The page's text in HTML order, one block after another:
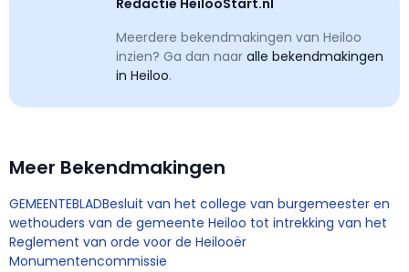
Meerdere bekendmakingen van Heiloo
inzien? Ga dan naar alle bekendmakingen
in Heiloo.
Meer Bekendmakingen
GEMEENTEBLADBesluit van het college van burgemeester en
wethouders van de gemeente Heiloo tot intrekking van het
Reglement van orde voor de Heilooër
Monumentencommissie